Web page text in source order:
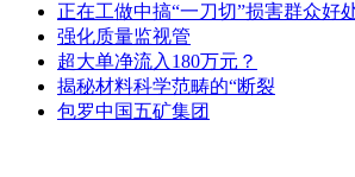
正在工做中搞“一刀切”损害群众好
强化质量监视管
超大单净流入180万元？
揭秘材料科学范畴的“断裂
包罗中国五矿集团